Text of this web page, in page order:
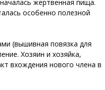
жертвенная пища.
особенно полезной
(вышивная повязка для
Хозяин и хозяйка,
вхождения нового члена в